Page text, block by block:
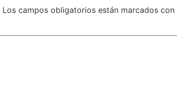
Los campos obligatorios están marcados con